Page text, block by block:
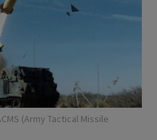
(Army Tactical Missile